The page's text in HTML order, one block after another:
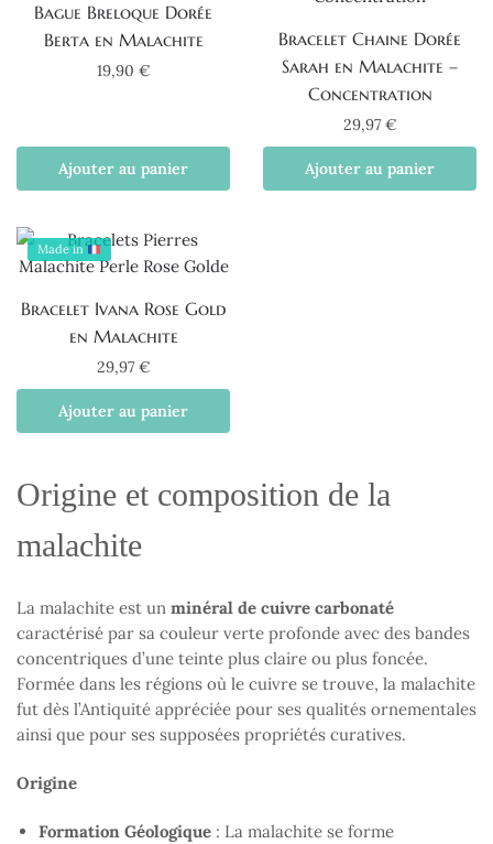
Bague Breloque Dorée
Berta en Malachite
19,90 €
Ajouter au panier
Bracelet Chaine Dorée
Sarah en Malachite –
Concentration
29,97€
Ajouter au panier
Made in
Bracelet Ivana Rose Gold
en Malachite
29,97€
Ajouter au panier
Origine et composition de la
malachite
La malachite est un minéral de cuivre carbonaté
caractérisé par sa couleur verte profonde avec des bandes
concentriques d’une teinte plus claire ou plus foncée.
Formée dans les régions où le cuivre se trouve, la malachite
fut dès l’Antiquité appréciée pour ses qualités ornementales
ainsi que pour ses supposées propriétés curatives.
Origine
Formation Géologique : La malachite se forme